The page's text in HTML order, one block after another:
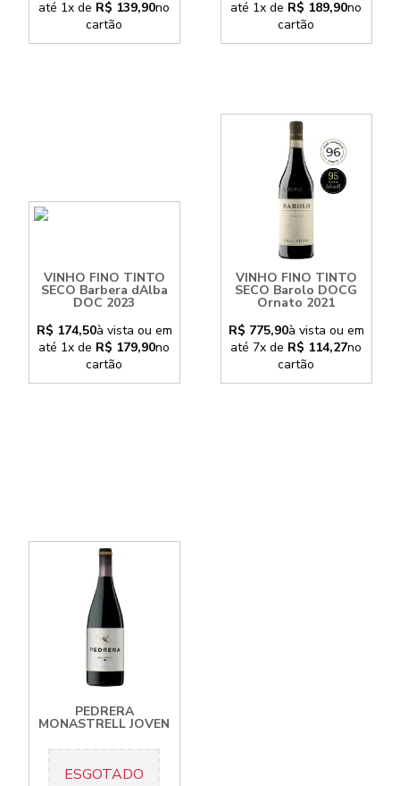
até 1x de R$ 139,90no
cartão
até 1x de R$ 189,90no
cartão
VINHO FINO TINTO
SECO Barbera dAlba
DOC 2023
R$ 174,50à vista ou em
até 1x de R$ 179,90no
cartão
VINHO FINO TINTO
SECO Barolo DOCG
Ornato 2021
R$ 775,90à vista ou em
até 7x de R$ 114,27no
cartão
PEDRERA
MONASTRELL JOVEN
ESGOTADO